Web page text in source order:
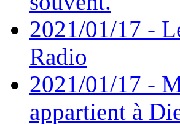
2021/01/17 -
Radio
2021/01/17 -
appartient à